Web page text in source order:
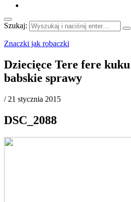
Szukaj:
Znaczki jak robaczki
Dziecięce Tere fere
babskie sprawy
/ 21 stycznia 2015
DSC_2088